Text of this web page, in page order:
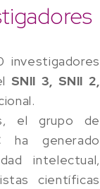
investigadores
SNII 3, SNII 2,
el grupo de
ha generado
intelectual,
científicas